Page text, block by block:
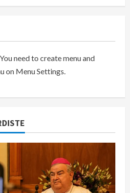
need to create menu and
on Menu Settings.